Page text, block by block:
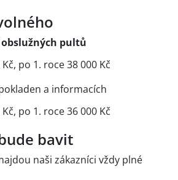
pultů
po 1. roce 38 000 Kč
a informacích
po 1. roce 36 000 Kč
bavit
naši zákazníci vždy plné